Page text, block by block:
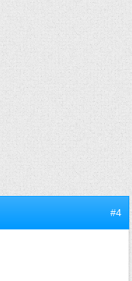
#4